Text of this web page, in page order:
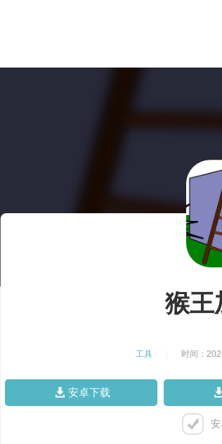
猴王
工具 时间：
安卓下载